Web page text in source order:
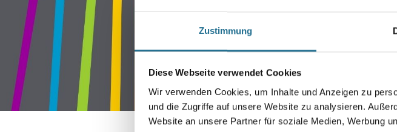
Zustimmung
Diese Webseite verwendet Cookies
Wir verwenden Cookies, um Inhalte und Anzeigen zu
und die Zugriffe auf unsere Website zu analysieren.
Website an unsere Partner für soziale Medien, Werbung